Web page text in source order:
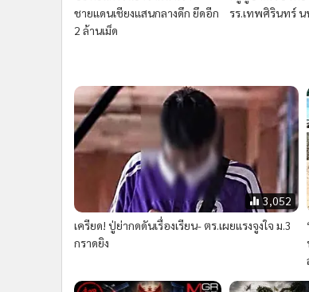
ชายแดนเชียงแสนกลางดึก ยึดอีก
2 ล้านเม็ด
รร.เทพศิรินทร์
3,052
เครียด! ปู่ย่ากดดันเรื่องเรียน- ตร.เผยแรงจูงใจ ม.3
กราดยิง